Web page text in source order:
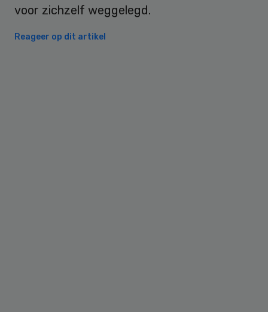
voor zichzelf weggelegd.
Reageer op dit artikel